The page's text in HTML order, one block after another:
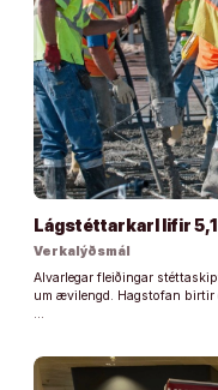
Lágstéttarkarl lifir
Verkalýðsmál
Alvarlegar fleiðingar
um ævilengd. Hagstofan birtir
…